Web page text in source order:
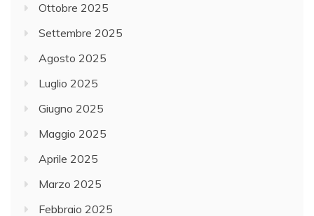
Ottobre 2025
Settembre 2025
Agosto 2025
Luglio 2025
Giugno 2025
Maggio 2025
Aprile 2025
Marzo 2025
Febbraio 2025